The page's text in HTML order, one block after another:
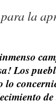
la
Los
lo